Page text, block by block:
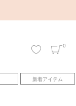
0
新着アイテム